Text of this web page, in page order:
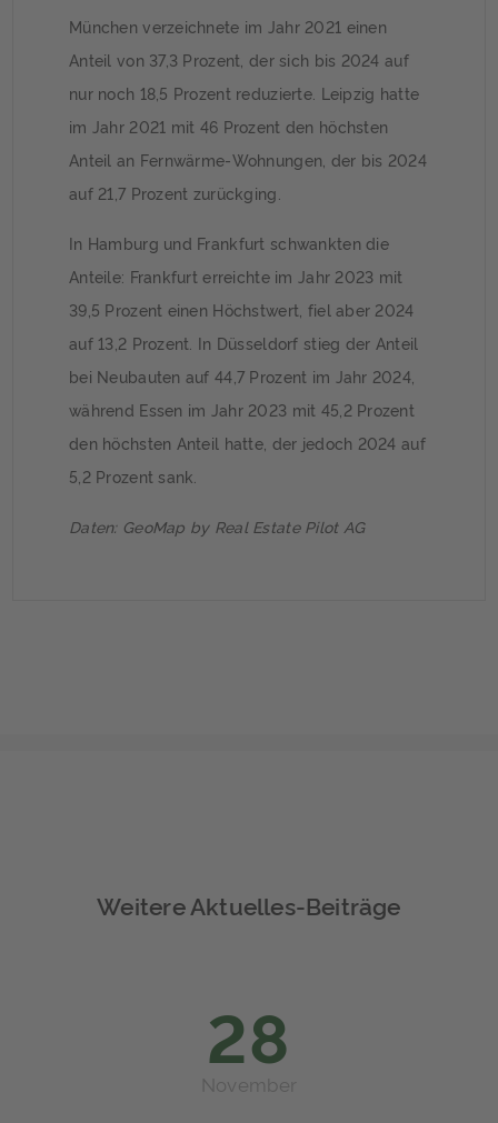
München verzeichnete im Jahr 2021 einen
Anteil von 37,3 Prozent, der sich bis 2024 auf
nur noch 18,5 Prozent reduzierte. Leipzig hatte
im Jahr 2021 mit 46 Prozent den höchsten
Anteil an Fernwärme-Wohnungen, der bis 2024
auf 21,7 Prozent zurückging.
In Hamburg und Frankfurt schwankten die
Anteile: Frankfurt erreichte im Jahr 2023 mit
39,5 Prozent einen Höchstwert, fiel aber 2024
auf 13,2 Prozent. In Düsseldorf stieg der Anteil
bei Neubauten auf 44,7 Prozent im Jahr 2024,
während Essen im Jahr 2023 mit 45,2 Prozent
den höchsten Anteil hatte, der jedoch 2024 auf
5,2 Prozent sank.
Daten: GeoMap by Real Estate Pilot AG
Weitere Aktuelles-Beiträge
28
November